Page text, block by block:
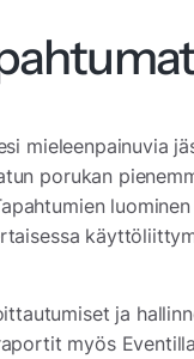
mieleenpainuvia
porukan
ja
myös